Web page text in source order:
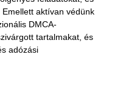
aktívan védünk
DMCA-
tartalmakat, és
adózási